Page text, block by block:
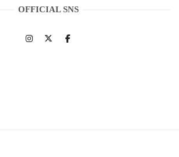
OFFICIAL SNS